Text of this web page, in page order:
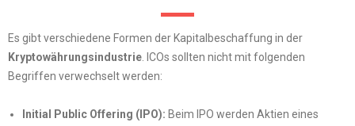
Es gibt verschiedene Formen der Kapitalbeschaffung in der
Kryptowährungsindustrie . ICOs sollten nicht mit folgenden
Begriffen verwechselt werden:
Initial Public Offering (IPO): Beim IPO werden Aktien eines